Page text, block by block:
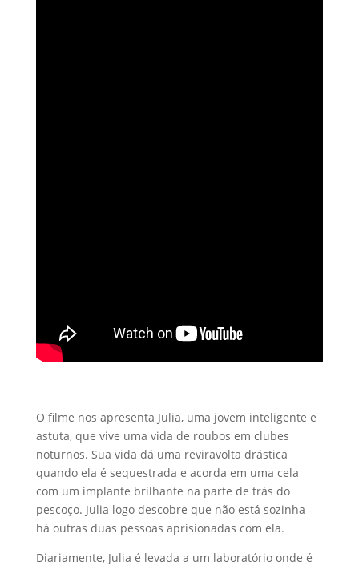
O filme nos apresenta Julia, uma jovem inteligente e
astuta, que vive uma vida de roubos em clubes
noturnos. Sua vida dá uma reviravolta drástica
quando ela é sequestrada e acorda em uma cela
com um implante brilhante na parte de trás do
pescoço. Julia logo descobre que não está sozinha –
há outras duas pessoas aprisionadas com ela.
Diariamente, Julia é levada a um laboratório onde é